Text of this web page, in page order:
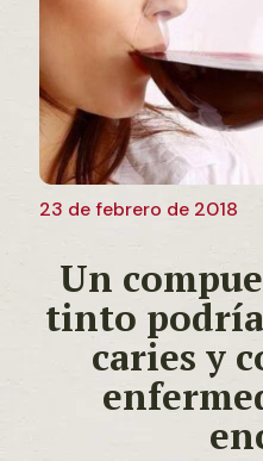
23 de febrero de 2018
Un
tinto
caries y